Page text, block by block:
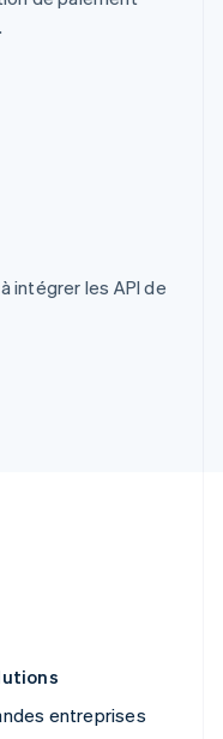
intégrer les API de
entreprises